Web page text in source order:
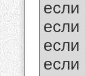
если
если